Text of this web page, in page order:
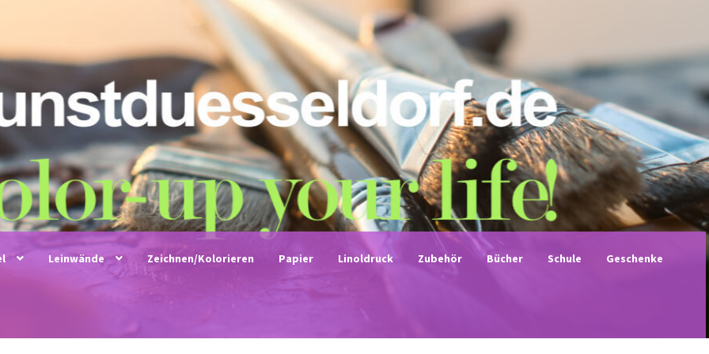
Leinwände Zeichnen/Kolorieren Papier Linoldruck Zubehör Bücher Schule Geschenke